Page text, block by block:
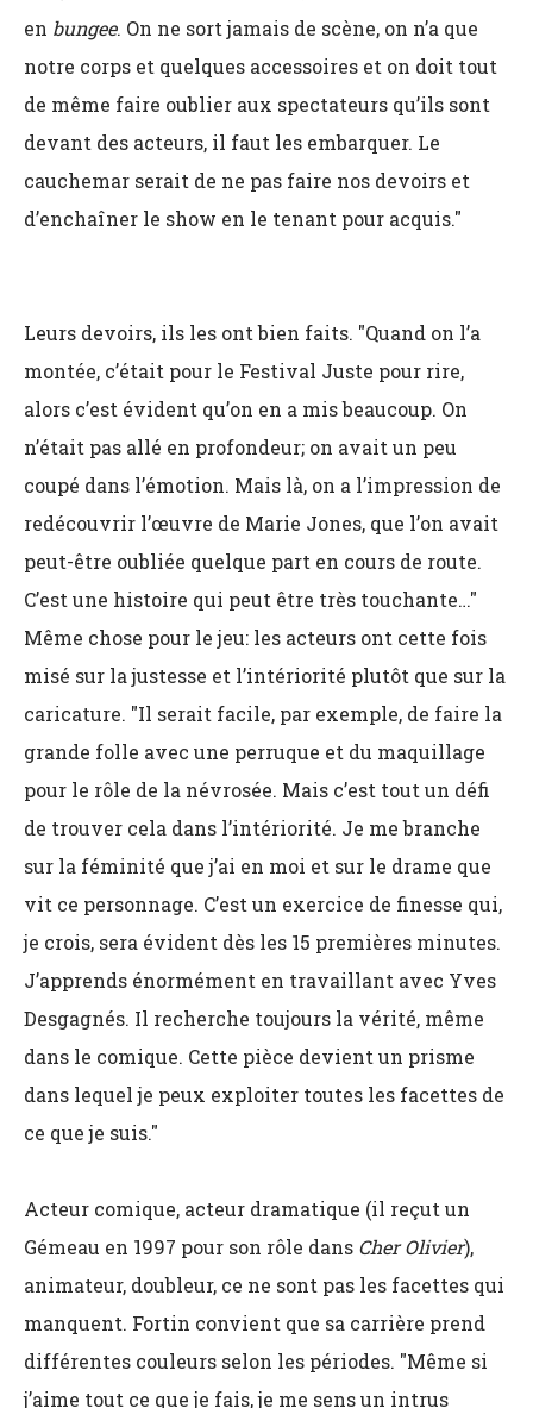
en bungee. On ne sort jamais de scène, on n’a que
notre corps et quelques accessoires et on doit tout
de même faire oublier aux spectateurs qu’ils sont
devant des acteurs, il faut les embarquer. Le
cauchemar serait de ne pas faire nos devoirs et
d’enchaîner le show en le tenant pour acquis."
Leurs devoirs, ils les ont bien faits. "Quand on l’a
montée, c’était pour le Festival Juste pour rire,
alors c’est évident qu’on en a mis beaucoup. On
n’était pas allé en profondeur; on avait un peu
coupé dans l’émotion. Mais là, on a l’impression de
redécouvrir l’œuvre de Marie Jones, que l’on avait
peut-être oubliée quelque part en cours de route.
C’est une histoire qui peut être très touchante…"
Même chose pour le jeu: les acteurs ont cette fois
misé sur la justesse et l’intériorité plutôt que sur la
caricature. "Il serait facile, par exemple, de faire la
grande folle avec une perruque et du maquillage
pour le rôle de la névrosée. Mais c’est tout un défi
de trouver cela dans l’intériorité. Je me branche
sur la féminité que j’ai en moi et sur le drame que
vit ce personnage. C’est un exercice de finesse qui,
je crois, sera évident dès les 15 premières minutes.
J’apprends énormément en travaillant avec Yves
Desgagnés. Il recherche toujours la vérité, même
dans le comique. Cette pièce devient un prisme
dans lequel je peux exploiter toutes les facettes de
ce que je suis."
Acteur comique, acteur dramatique (il reçut un
Gémeau en 1997 pour son rôle dans Cher Olivier),
animateur, doubleur, ce ne sont pas les facettes qui
manquent. Fortin convient que sa carrière prend
différentes couleurs selon les périodes. "Même si
j’aime tout ce que je fais, je me sens un intrus